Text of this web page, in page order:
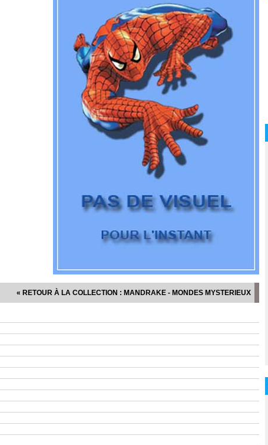
« RETOUR À LA COLLECTION : MANDRAKE - MONDES MYSTERIEUX